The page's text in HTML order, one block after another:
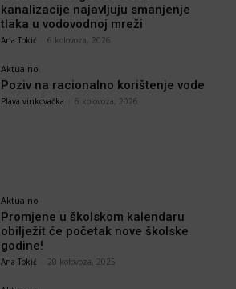
kanalizacije najavljuju smanjenje
tlaka u vodovodnoj mreži
Ana Tokić 6 kolovoza, 2026
Aktualno
Poziv na racionalno korištenje vode
Plava vinkovačka 6 kolovoza, 2026
Aktualno
Promjene u školskom kalendaru
obilježit će početak nove školske
godine!
Ana Tokić 20 kolovoza, 2025